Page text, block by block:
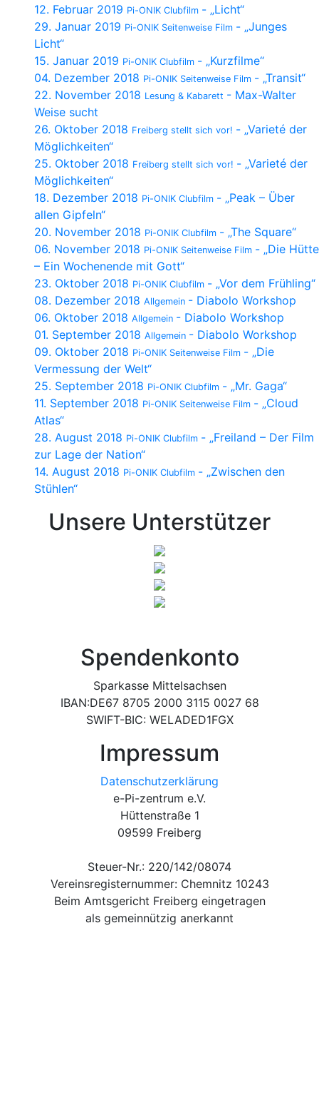
12. Februar 2019 Pi-ONIK Clubfilm - „Licht“
29. Januar 2019 Pi-ONIK Seitenweise Film - „Junges
Licht“
15. Januar 2019 Pi-ONIK Clubfilm - „Kurzfilme“
04. Dezember 2018 Pi-ONIK Seitenweise Film - „Transit“
22. November 2018 Lesung & Kabarett - Max-Walter
Weise sucht
26. Oktober 2018 Freiberg stellt sich vor! - „Varieté der
Möglichkeiten“
25. Oktober 2018 Freiberg stellt sich vor! - „Varieté der
Möglichkeiten“
18. Dezember 2018 Pi-ONIK Clubfilm - „Peak – Über
allen Gipfeln“
20. November 2018 Pi-ONIK Clubfilm - „The Square“
06. November 2018 Pi-ONIK Seitenweise Film - „Die Hütte
– Ein Wochenende mit Gott“
23. Oktober 2018 Pi-ONIK Clubfilm - „Vor dem Frühling“
08. Dezember 2018 Allgemein - Diabolo Workshop
06. Oktober 2018 Allgemein - Diabolo Workshop
01. September 2018 Allgemein - Diabolo Workshop
09. Oktober 2018 Pi-ONIK Seitenweise Film - „Die
Vermessung der Welt“
25. September 2018 Pi-ONIK Clubfilm - „Mr. Gaga“
11. September 2018 Pi-ONIK Seitenweise Film - „Cloud
Atlas“
28. August 2018 Pi-ONIK Clubfilm - „Freiland – Der Film
zur Lage der Nation“
14. August 2018 Pi-ONIK Clubfilm - „Zwischen den
Stühlen“
Unsere Unterstützer
Spendenkonto
Sparkasse Mittelsachsen
IBAN:DE67 8705 2000 3115 0027 68
SWIFT-BIC: WELADED1FGX
Impressum
Datenschutzerklärung
e-Pi-zentrum e.V.
Hüttenstraße 1
09599 Freiberg
Steuer-Nr.: 220/142/08074
Vereinsregisternummer: Chemnitz 10243
Beim Amtsgericht Freiberg eingetragen
als gemeinnützig anerkannt